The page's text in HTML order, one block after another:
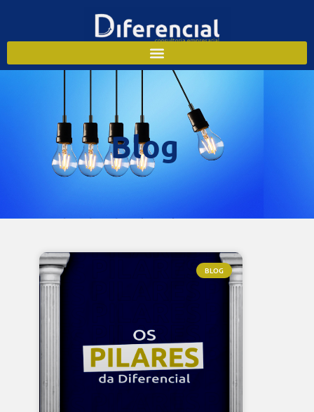
Blog
BLOG